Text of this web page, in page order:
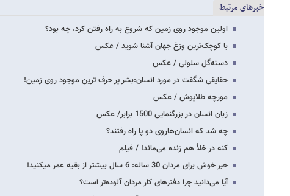
خبرهای مرتبط
اولین موجود روی زمین که شروع به راه رفتن کرد، چه بود؟
با کوچک‌ترین وزغ جهان آشنا شوید / عکس
دسته‌گل سلولی / عکس
حقایقی شگفت در مورد انسان:بشر پر حرف ترین موجود روی زمین!
مورچه طلاپوش / عکس
زبان انسان در بزرگنمایی 1500 برابر/ عکس
چه شد که انسان‌هاروی دو پا راه رفتند؟
کنه در خلأ هم زنده می‌ماند! / فیلم
خبر خوش برای مردان 30 ساله: 6 سال بیشتر از بقیه عمر می‎کنید!
آیا می‌دانید چرا دفترهای کار مردان آلوده‌تر است؟